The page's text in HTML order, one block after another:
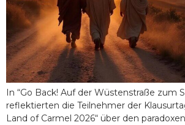
In “Go Back! Auf der Wüstenstraße zum
reflektierten die Teilnehmer der
Land of Carmel 2026“ über den